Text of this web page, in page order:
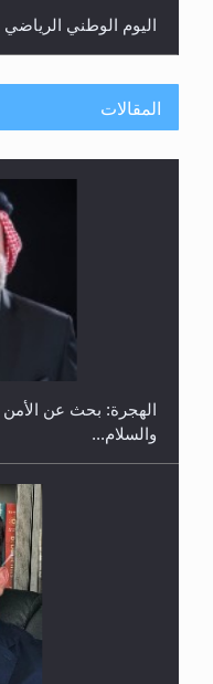
إتمام حفظ القرآن
حفل توزيع الشهادات
المقالات
الهجرة: بحث عن
والسلام...